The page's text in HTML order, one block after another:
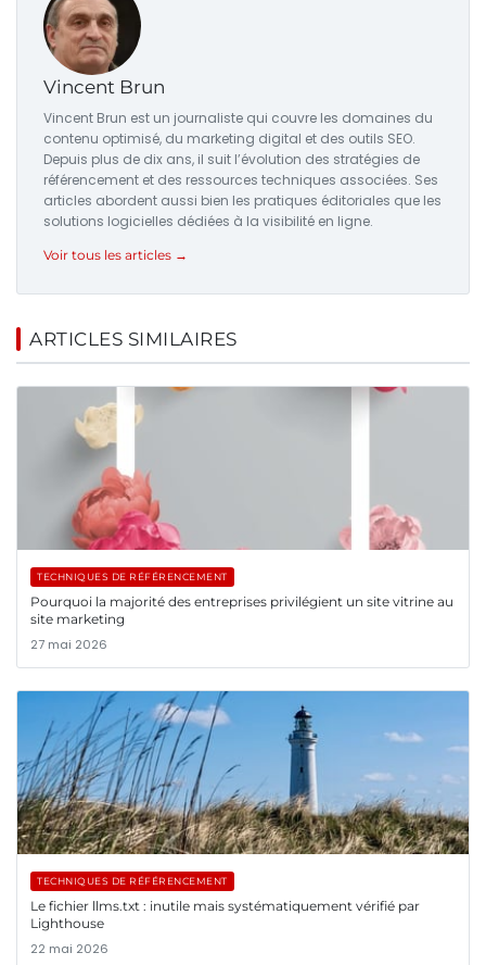
Vincent Brun
Vincent Brun est un journaliste qui couvre les domaines du
contenu optimisé, du marketing digital et des outils SEO.
Depuis plus de dix ans, il suit l’évolution des stratégies de
référencement et des ressources techniques associées. Ses
articles abordent aussi bien les pratiques éditoriales que les
solutions logicielles dédiées à la visibilité en ligne.
Voir tous les articles →
ARTICLES SIMILAIRES
TECHNIQUES DE RÉFÉRENCEMENT
Pourquoi la majorité des entreprises privilégient un site vitrine au
site marketing
27 mai 2026
TECHNIQUES DE RÉFÉRENCEMENT
Le fichier llms.txt : inutile mais systématiquement vérifié par
Lighthouse
22 mai 2026